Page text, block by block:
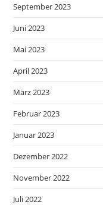
September 2023
Juni 2023
Mai 2023
April 2023
März 2023
Februar 2023
Januar 2023
Dezember 2022
November 2022
Juli 2022